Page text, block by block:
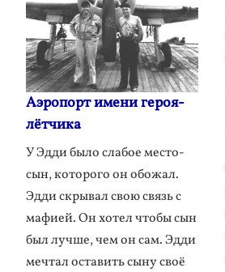
Аэропорт имени героя-
лётчика
У Эдди было слабое место-
сын, которого он обожал.
Эдди скрывал свою связь с
мафией. Он хотел чтобы сын
был лучше, чем он сам. Эдди
мечтал оставить сыну своё